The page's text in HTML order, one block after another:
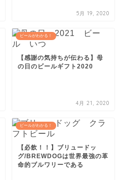
5月 19, 2020
ビールがわかる！
【感謝の気持ちが伝わる】母
の日のビールギフト2020
4月 21, 2020
ビールがわかる！
【必飲！！】ブリュードッ
グ/BREWDOGは世界最強の革
命的ブルワリーである